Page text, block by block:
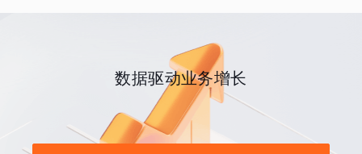
数据驱动业务增长